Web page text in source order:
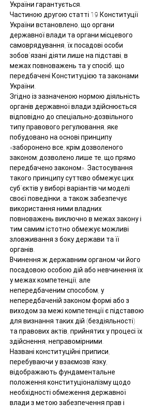
України гарантується.
Частиною другою статті 19 Конституції
України встановлено, що органи
державної влади та органи місцевого
самоврядування, їх посадові особи
зобов`язані діяти лише на підставі, в
межах повноважень та у спосіб, що
передбачені Конституцією та законами
України.
Згідно із зазначеною нормою діяльність
органів державної влади здійснюється
відповідно до спеціально-дозвільного
типу правового регулювання, яке
побудовано на основі принципу
«заборонено все, крім дозволеного
законом; дозволено лише те, що прямо
передбачено законом». Застосування
такого принципу суттєво обмежує цих
суб`єктів у виборі варіантів чи моделі
своєї поведінки, а також забезпечує
використання ними владних
повноважень виключно в межах закону і
тим самим істотно обмежує можливі
зловживання з боку держави та її
органів.
Вчинення ж державним органом чи його
посадовою особою дій або невчинення їх
у межах компетенції, але
непередбаченим способом, у
непередбаченій законом формі або з
виходом за межі компетенції є підставою
для визнання таких дій (бездіяльності)
та правових актів, прийнятих у процесі їх
здійснення, неправомірними.
Названі конституційні приписи,
перебуваючи у взаємозв`язку,
відображають фундаментальне
положення конституціоналізму щодо
необхідності обмеження державної
влади з метою забезпечення прав і